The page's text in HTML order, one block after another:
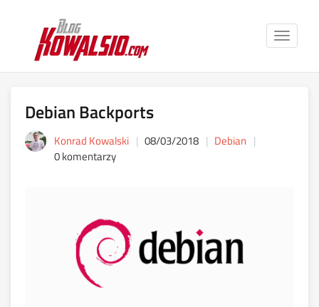
Toggle
Debian Backports
Konrad Kowalski 08/03/2018
Debian
0 komentarzy